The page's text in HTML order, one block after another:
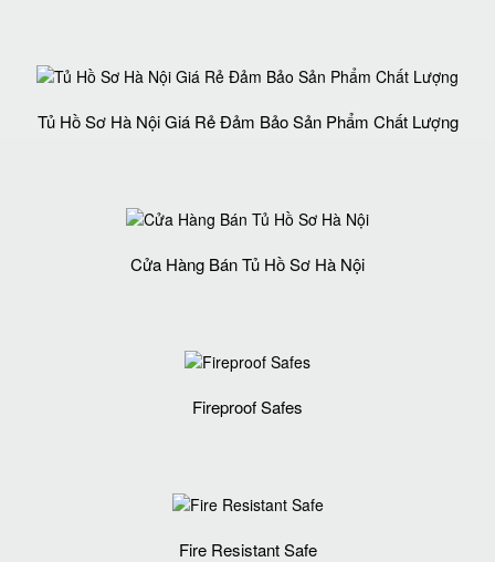
Tủ Hồ Sơ Hà Nội Giá Rẻ Đảm Bảo Sản Phẩm Chất Lượng‎
Cửa Hàng Bán Tủ Hồ Sơ Hà Nội
Fireproof Safes
Fire Resistant Safe